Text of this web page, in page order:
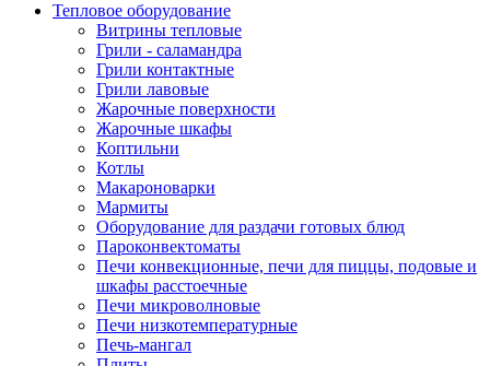
Тепловое оборудование
Витрины тепловые
Грили - саламандра
Грили контактные
Грили лавовые
Жарочные поверхности
Жарочные шкафы
Коптильни
Котлы
Макароноварки
Мармиты
Оборудование для раздачи готовых блюд
Пароконвектоматы
Печи конвекционные, печи для пиццы, подовые и
шкафы расстоечные
Печи микроволновые
Печи низкотемпературные
Печь-мангал